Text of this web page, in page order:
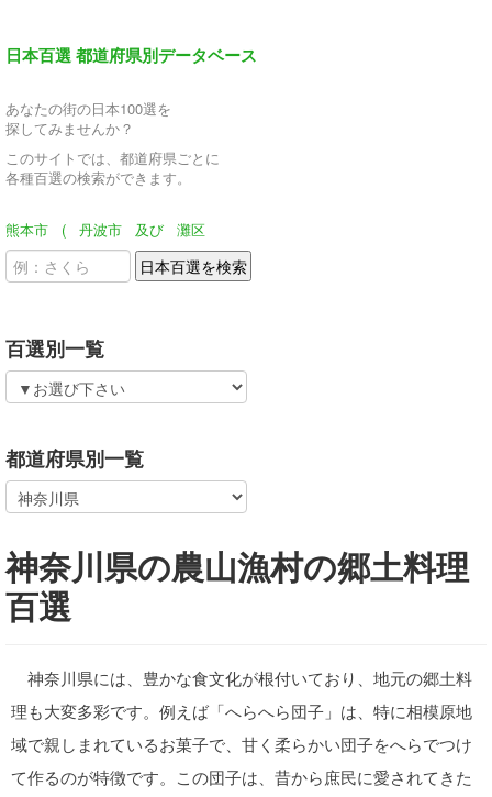
日本百選 都道府県別データベース
あなたの街の日本100選を
探してみませんか？
このサイトでは、都道府県ごとに
各種百選の検索ができます。
熊本市 ( 丹波市 及び 灘区
百選別一覧
都道府県別一覧
神奈川県の農山漁村の郷土料理
百選
神奈川県には、豊かな食文化が根付いており、地元の郷土料
理も大変多彩です。例えば「へらへら団子」は、特に相模原地
域で親しまれているお菓子で、甘く柔らかい団子をへらでつけ
て作るのが特徴です。この団子は、昔から庶民に愛されてきた